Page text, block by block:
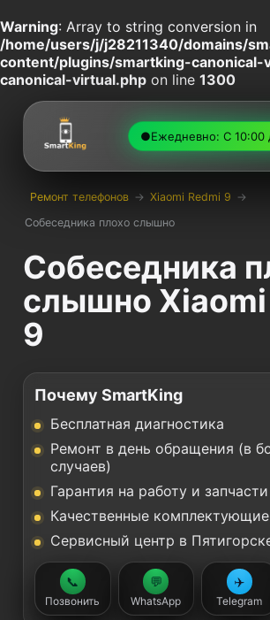
Warning: Array to string conversion in
/home/users/j/j28211340/domains/
content/plugins/smartking-
canonical-virtual.php on line 1300
●Ежедневно: С 10:00
Ремонт телефонов → Xiaomi Redmi 9 →
Собеседника плохо слышно
Собеседника
слышно Xiaomi
9
Почему SmartKing
Бесплатная диагностика
Ремонт в день обращения (в
случаев)
Гарантия на работу и запчасти
Качественные комплектующие
Сервисный центр в
📞
Позвонить
💬
WhatsApp
✈️
Telegram